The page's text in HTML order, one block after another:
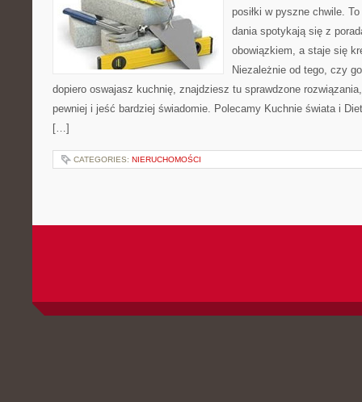
posiłki w pyszne chwile.
dania spotykają się z
obowiązkiem, a staje się
Niezależnie od tego, czy
dopiero oswajasz kuchnię, znajdziesz tu sprawdzone
pewniej i jeść bardziej świadomie. Polecamy Kuchnie świata i
[…]
CATEGORIES: NIERUCHOMOŚCI